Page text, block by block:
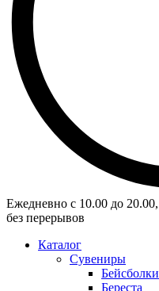
Eжедневно с 10.00 до 20.00,
без перерывов
Каталог
Сувениры
Бейсболки
Береста